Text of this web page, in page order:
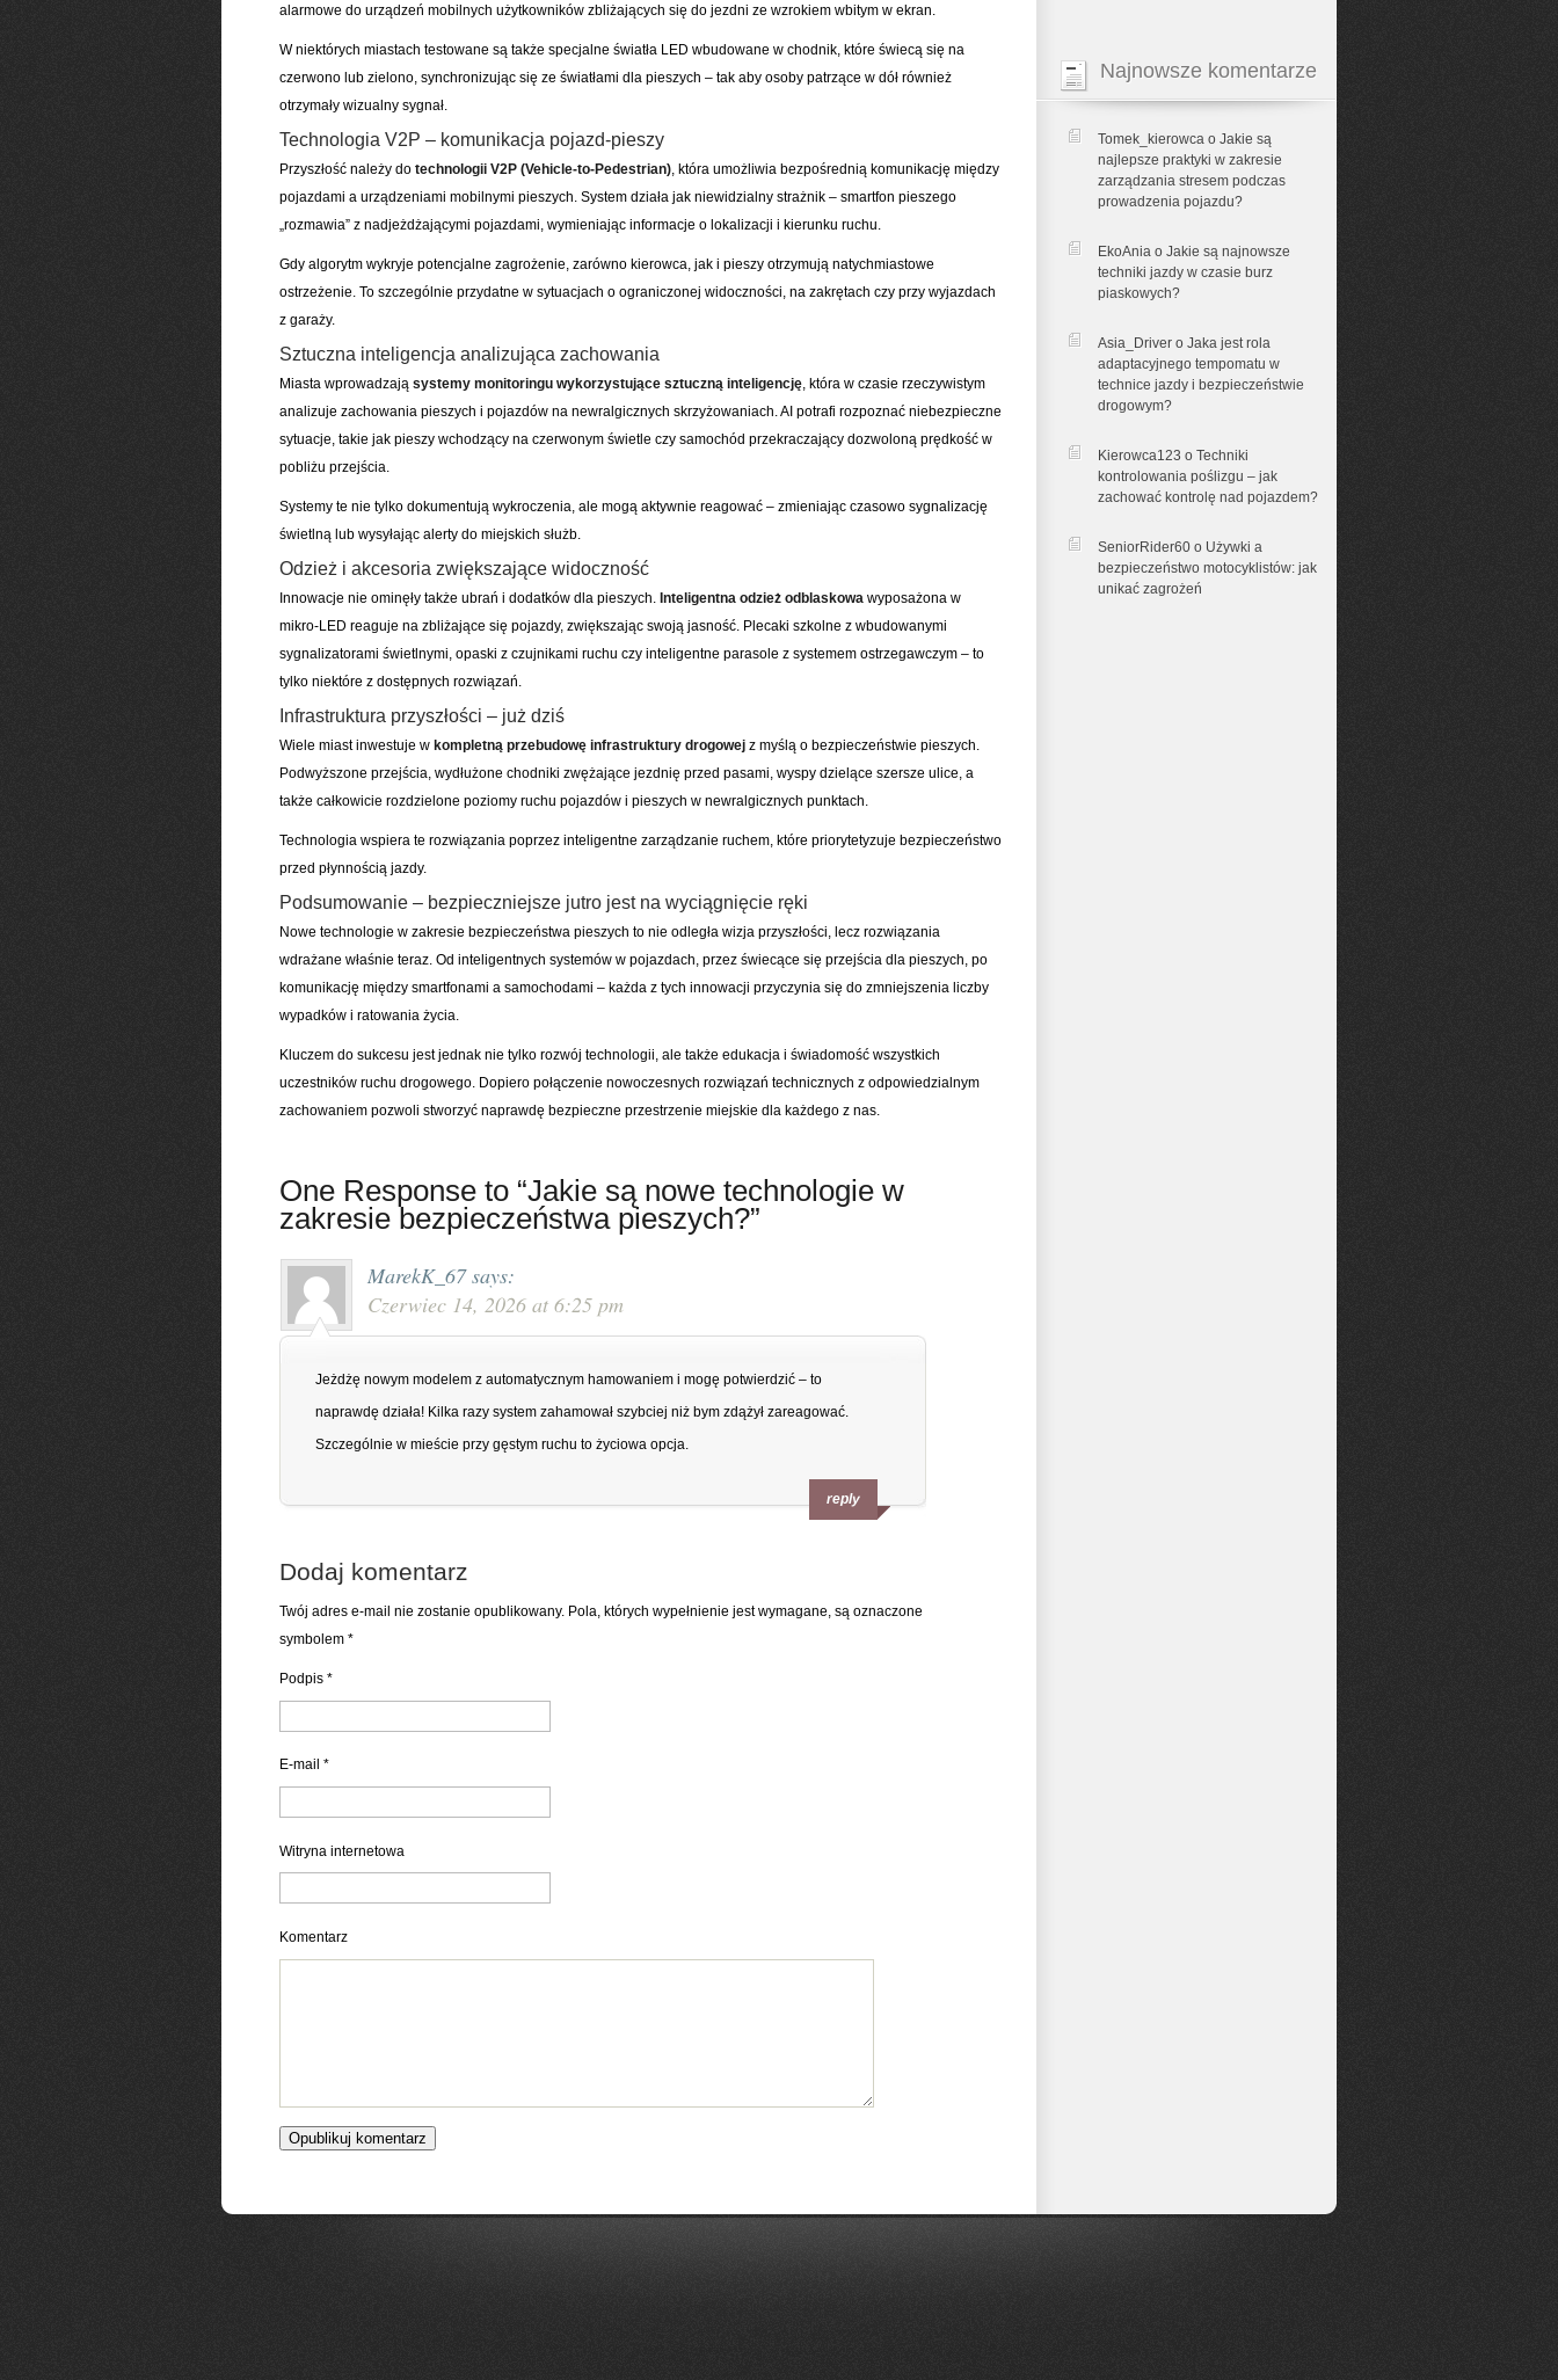
alarmowe do urządzeń mobilnych użytkowników zbliżających się do jezdni ze wzrokiem wbitym w ekran.
W niektórych miastach testowane są także specjalne światła LED wbudowane w chodnik, które świecą się na
czerwono lub zielono, synchronizując się ze światłami dla pieszych – tak aby osoby patrzące w dół również
otrzymały wizualny sygnał.
Technologia V2P – komunikacja pojazd-pieszy
Przyszłość należy do technologii V2P (Vehicle-to-Pedestrian), która umożliwia bezpośrednią komunikację między
pojazdami a urządzeniami mobilnymi pieszych. System działa jak niewidzialny strażnik – smartfon pieszego
„rozmawia” z nadjeżdżającymi pojazdami, wymieniając informacje o lokalizacji i kierunku ruchu.
Gdy algorytm wykryje potencjalne zagrożenie, zarówno kierowca, jak i pieszy otrzymują natychmiastowe
ostrzeżenie. To szczególnie przydatne w sytuacjach o ograniczonej widoczności, na zakrętach czy przy wyjazdach
z garaży.
Sztuczna inteligencja analizująca zachowania
Miasta wprowadzają systemy monitoringu wykorzystujące sztuczną inteligencję, która w czasie rzeczywistym
analizuje zachowania pieszych i pojazdów na newralgicznych skrzyżowaniach. AI potrafi rozpoznać niebezpieczne
sytuacje, takie jak pieszy wchodzący na czerwonym świetle czy samochód przekraczający dozwoloną prędkość w
pobliżu przejścia.
Systemy te nie tylko dokumentują wykroczenia, ale mogą aktywnie reagować – zmieniając czasowo sygnalizację
świetlną lub wysyłając alerty do miejskich służb.
Odzież i akcesoria zwiększające widoczność
Innowacje nie ominęły także ubrań i dodatków dla pieszych. Inteligentna odzież odblaskowawyposażona w
mikro-LED reaguje na zbliżające się pojazdy, zwiększając swoją jasność. Plecaki szkolne z wbudowanymi
sygnalizatorami świetlnymi, opaski z czujnikami ruchu czy inteligentne parasole z systemem ostrzegawczym – to
tylko niektóre z dostępnych rozwiązań.
Infrastruktura przyszłości – już dziś
Wiele miast inwestuje w kompletną przebudowę infrastruktury drogowejz myślą o bezpieczeństwie pieszych.
Podwyższone przejścia, wydłużone chodniki zwężające jezdnię przed pasami, wyspy dzielące szersze ulice, a
także całkowicie rozdzielone poziomy ruchu pojazdów i pieszych w newralgicznych punktach.
Technologia wspiera te rozwiązania poprzez inteligentne zarządzanie ruchem, które priorytetyzuje bezpieczeństwo
przed płynnością jazdy.
Podsumowanie – bezpieczniejsze jutro jest na wyciągnięcie ręki
Nowe technologie w zakresie bezpieczeństwa pieszych to nie odległa wizja przyszłości, lecz rozwiązania
wdrażane właśnie teraz. Od inteligentnych systemów w pojazdach, przez świecące się przejścia dla pieszych, po
komunikację między smartfonami a samochodami – każda z tych innowacji przyczynia się do zmniejszenia liczby
wypadków i ratowania życia.
Kluczem do sukcesu jest jednak nie tylko rozwój technologii, ale także edukacja i świadomość wszystkich
uczestników ruchu drogowego. Dopiero połączenie nowoczesnych rozwiązań technicznych z odpowiedzialnym
zachowaniem pozwoli stworzyć naprawdę bezpieczne przestrzenie miejskie dla każdego z nas.
One Response to “Jakie są nowe technologie w
zakresie bezpieczeństwa pieszych?”
MarekK_67 says:
Czerwiec 14, 2026 at 6:25 pm
Jeżdżę nowym modelem z automatycznym hamowaniem i mogę potwierdzić – to
naprawdę działa! Kilka razy system zahamował szybciej niż bym zdążył zareagować.
Szczególnie w mieście przy gęstym ruchu to życiowa opcja.
reply
Dodaj komentarz
Twój adres e-mail nie zostanie opublikowany. Pola, których wypełnienie jest wymagane, są oznaczone
symbolem *
Podpis *
E-mail *
Witryna internetowa
Komentarz
Najnowsze komentarze
Tomek_kierowca o Jakie są
najlepsze praktyki w zakresie
zarządzania stresem podczas
prowadzenia pojazdu?
EkoAnia o Jakie są najnowsze
techniki jazdy w czasie burz
piaskowych?
Asia_Driver o Jaka jest rola
adaptacyjnego tempomatu w
technice jazdy i bezpieczeństwie
drogowym?
Kierowca123 o Techniki
kontrolowania poślizgu – jak
zachować kontrolę nad pojazdem?
SeniorRider60 o Używki a
bezpieczeństwo motocyklistów: jak
unikać zagrożeń